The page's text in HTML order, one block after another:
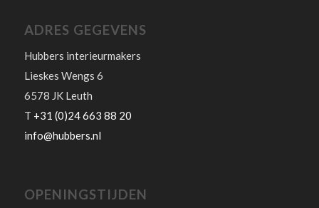
ADRES GEGEVENS
Hubbers interieurmakers
Lieskes Wengs 6
6578 JK Leuth
T +31 (0)24 663 88 20
info@hubbers.nl
OPENINGSTIJDEN